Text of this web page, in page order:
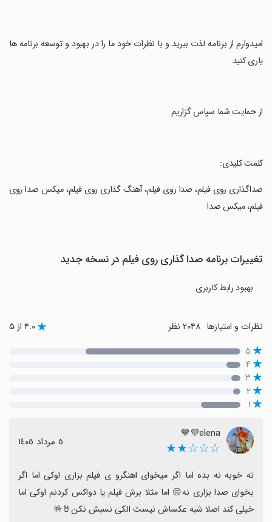
‏امیدوارم از برنامه لذت ببرید و با نظرات خود ما را در بهبود و توسعه برنامه ها
یاری کنید
‏از حمایت شما سپاس گزاریم
‏کلمت کلیدی:
‏صداگذاری روی فیلم، صدا روی فیلم، آهنگ گذاری روی فیلم، میکس صدا روی
فیلم، میکس صدا
تغییرات برنامه صدا گذاری روی فیلم در نسخه جدید
بهبود رابط کاربری
نظرات و امتیازها ۴.۰ از ۵
۵
۴
۳
۲
۱
elena💜💙
☆☆☆★★ ٥ مرداد ١٤٠٥
خیلی کند اصلا شبه عکساش نیست الکی نسبش نکن🤘🤟